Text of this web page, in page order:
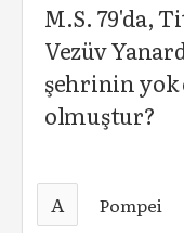
M.S. 79'da,
Vezüv
şehrinin yok
olmuştur?
A Pompei